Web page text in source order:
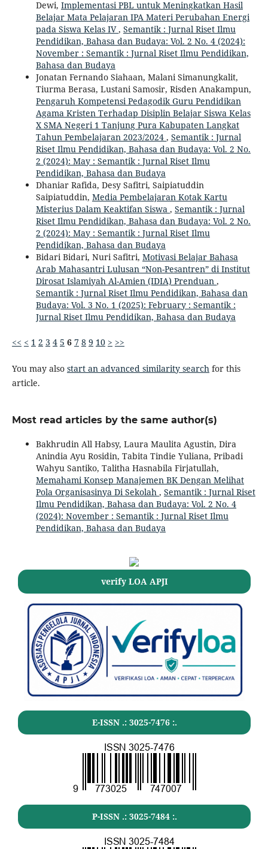
Dewi, Implementasi PBL untuk Meningkatkan Hasil
Belajar Mata Pelajaran IPA Materi Perubahan Energi
pada Siswa Kelas IV, Semantik : Jurnal Riset Ilmu
Pendidikan, Bahasa dan Budaya: Vol. 2 No. 4 (2024):
November : Semantik : Jurnal Riset Ilmu Pendidikan,
Bahasa dan Budaya
Jonatan Fernando Siahaan, Malani Simanungkalit,
Tiurma Berasa, Lustani Samosir, Risden Anakampun,
Pengaruh Kompetensi Pedagodik Guru Pendidikan
Agama Kristen Terhadap Disiplin Belajar Siswa Kelas
X SMA Negeri 1 Tanjung Pura Kabupaten Langkat
Tahun Pembelajaran 2023/2024 , Semantik : Jurnal
Riset Ilmu Pendidikan, Bahasa dan Budaya: Vol. 2 No.
2 (2024): May : Semantik : Jurnal Riset Ilmu
Pendidikan, Bahasa dan Budaya
Dhaniar Rafida, Desy Safitri, Saipiatuddin
Saipiatuddin, Media Pembelajaran Kotak Kartu
Misterius Dalam Keaktifan Siswa , Semantik : Jurnal
Riset Ilmu Pendidikan, Bahasa dan Budaya: Vol. 2 No.
2 (2024): May : Semantik : Jurnal Riset Ilmu
Pendidikan, Bahasa dan Budaya
Bidari Bidari, Nuri Safitri, Motivasi Belajar Bahasa
Arab Mahasantri Lulusan “Non-Pesantren” di Institut
Dirosat Islamiyah Al-Amien (IDIA) Prenduan ,
Semantik : Jurnal Riset Ilmu Pendidikan, Bahasa dan
Budaya: Vol. 3 No. 1 (2025): February : Semantik :
Jurnal Riset Ilmu Pendidikan, Bahasa dan Budaya
<< < 1 2 3 4 5 6 7 8 9 10 > >>
You may also start an advanced similarity searchfor this
article.
Most read articles by the same author(s)
Bakhrudin All Habsy, Laura Maulita Agustin, Dira
Anindia Ayu Rosidin, Tabita Tindie Yuliana, Pribadi
Wahyu Santiko, Talitha Hasnabila Firjatullah,
Memahami Konsep Manajemen BK Dengan Melihat
Pola Organisasinya Di Sekolah , Semantik : Jurnal Riset
Ilmu Pendidikan, Bahasa dan Budaya: Vol. 2 No. 4
(2024): November : Semantik : Jurnal Riset Ilmu
Pendidikan, Bahasa dan Budaya
verify LOA APJI
E-ISSN .: 3025-7476:.
P-ISSN .: 3025-7484:.